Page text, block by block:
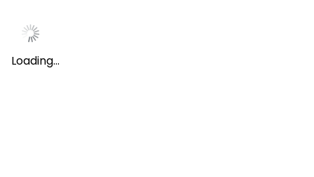
Loading…